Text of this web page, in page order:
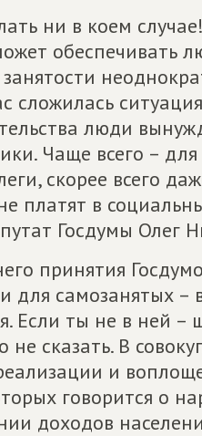
ни в коем
обеспечивать
сложилась
люди
Чаще всего –
скорее всего
платят в
Госдумы Олег
принятия
для самозанятых –
Если ты не в ней –
не сказать. В
и
говорится о
доходов